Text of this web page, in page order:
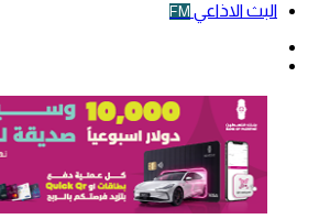
البث الاذاعي FM